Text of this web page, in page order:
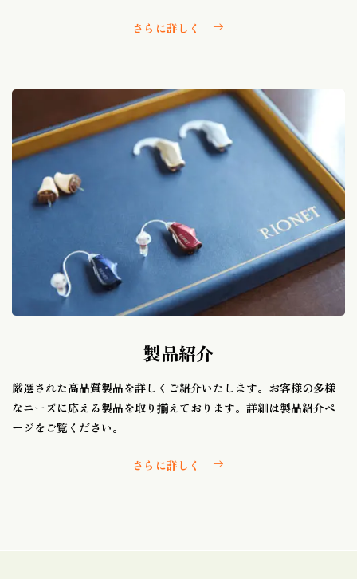
さらに詳しく
製品紹介
厳選された高品質製品を詳しくご紹介いたします。お客様の多様
なニーズに応える製品を取り揃えております。詳細は製品紹介ペ
ージをご覧ください。
さらに詳しく